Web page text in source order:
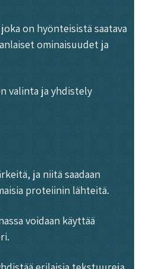
on hyönteisistä saatava
ominaisuudet ja
valinta ja yhdistely
ja niitä saadaan
proteiinin lähteitä.
voidaan käyttää